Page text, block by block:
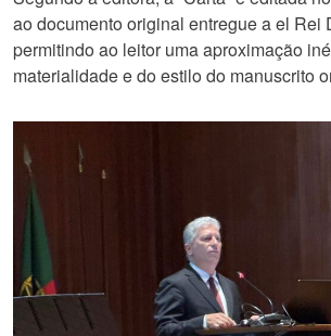
ao documento original entregue a el Rei
permitindo ao leitor uma aproximação
materialidade e do estilo do manuscrito